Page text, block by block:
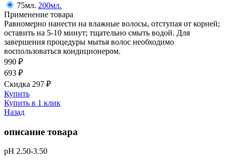
75мл. 200мл.
Применение товара
Равномерно нанести на влажные волосы, отступая от корней;
оставить на 5-10 минут; тщательно смыть водой. Для
завершения процедуры мытья волос необходимо
воспользоваться кондиционером.
990 ₽
693 ₽
Скидка 297 ₽
Купить
Купить в 1 клик
Назад
описание товара
рН 2.50-3.50